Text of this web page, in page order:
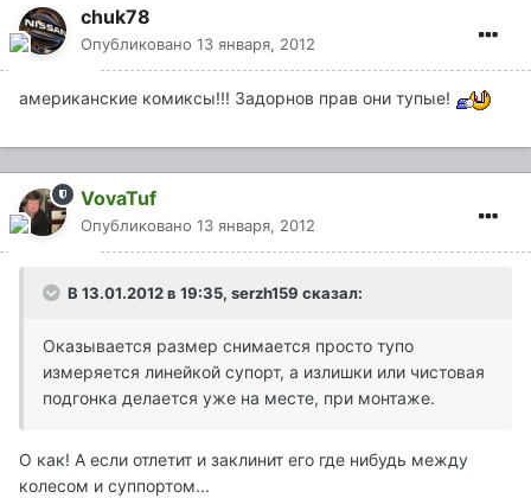
chuk78
Опубликовано 13 января, 2012
американские комиксы!!! Задорнов прав они тупые!
VovaTuf
Опубликовано 13 января, 2012
В 13.01.2012 в 19:35, serzh159 сказал:
Оказывается размер снимается просто тупо
измеряется линейкой супорт, а излишки или чистовая
подгонка делается уже на месте, при монтаже.
О как! А если отлетит и заклинит его где нибудь между
колесом и суппортом...